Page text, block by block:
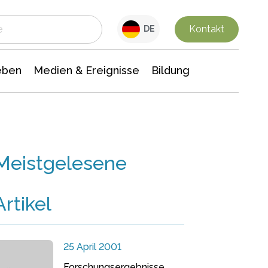
DE Kontakt
Medien & Ereignisse Bildung
25 April 2001